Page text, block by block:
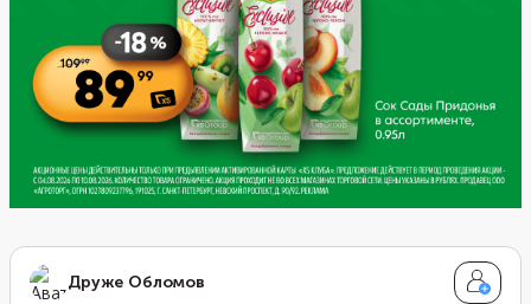
Друже Обломов